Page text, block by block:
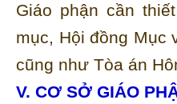
Giáo phận cần
mục, Hội đồng Mục
cũng như Tòa án
V. CƠ SỞ GIÁO